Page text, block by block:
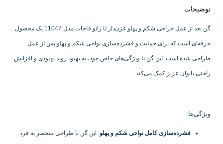
توضیحات
گن بعد از عمل جراحی شکم و پهلو غزن‌دار تا زانو فاجات مدل 11047 یک محصول
حرفه‌ای است که برای حمایت و فشرده‌سازی نواحی شکم و پهلو پس از عمل
طراحی شده است. این گن با ویژگی‌های خاص خود، به بهبود روند بهبودی و افزایش
راحتی بانوان عزیز کمک می‌کند.
ویژگی‌ها:
فشرده‌سازی کامل نواحی شکم و پهلو: این گن با طراحی منحصر به فرد